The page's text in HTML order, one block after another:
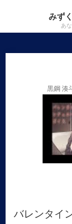
みず
あ
黒鋼 湊
バレンタイ